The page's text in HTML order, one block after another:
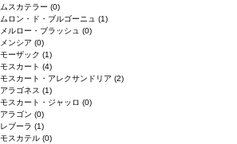
ムスカテラー (0)
ムロン・ド・ブルゴーニュ (1)
メルロー・ブラッシュ (0)
メンシア (0)
モーザック (1)
モスカート (4)
モスカート・アレクサンドリア (2)
アラゴネス (1)
モスカート・ジャッロ (0)
アラゴン (0)
レブーラ (1)
モスカテル (0)